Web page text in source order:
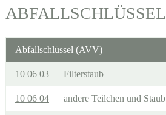
ABFALLSCHLÜSSEL
Abfallschlüssel (AVV)
10 06 03 Filterstaub
10 06 04 andere Teilchen und Staub